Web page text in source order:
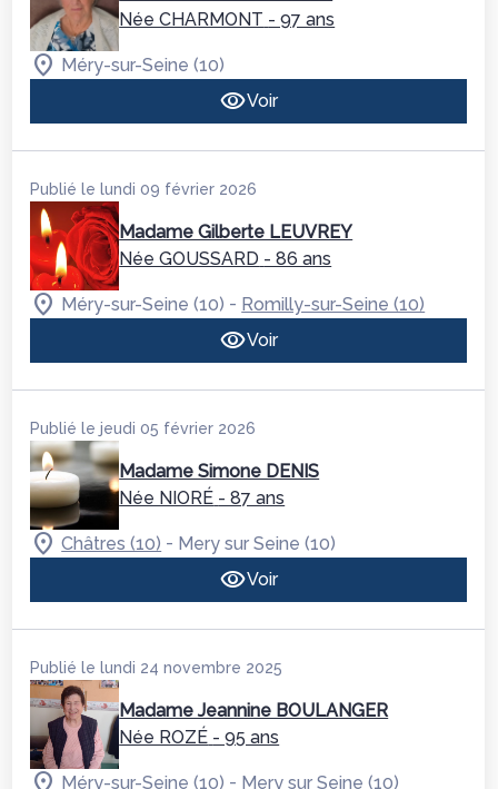
Née CHARMONT - 97 ans
Méry-sur-Seine (10)
Voir
Publié le lundi 09 février 2026
Madame Gilberte LEUVREY
Née GOUSSARD - 86 ans
Méry-sur-Seine (10) - Romilly-sur-Seine (10)
Voir
Publié le jeudi 05 février 2026
Madame Simone DENIS
Née NIORÉ - 87 ans
Châtres (10) - Mery sur Seine (10)
Voir
Publié le lundi 24 novembre 2025
Madame Jeannine BOULANGER
Née ROZÉ - 95 ans
Méry-sur-Seine (10) - Mery sur Seine (10)